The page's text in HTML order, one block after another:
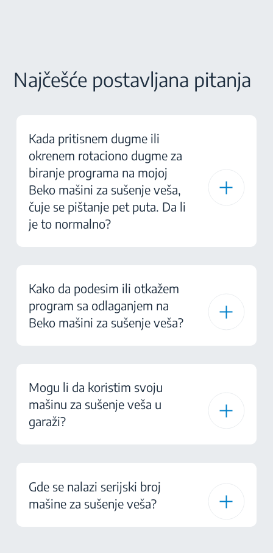
Najčešće postavljana pitanja
Kada pritisnem dugme ili
okrenem rotaciono dugme za
biranje programa na mojoj
Beko mašini za sušenje veša,
čuje se pištanje pet puta. Da li
je to normalno?
Kako da podesim ili otkažem
program sa odlaganjem na
Beko mašini za sušenje veša?
Mogu li da koristim svoju
mašinu za sušenje veša u
garaži?
Gde se nalazi serijski broj
mašine za sušenje veša?